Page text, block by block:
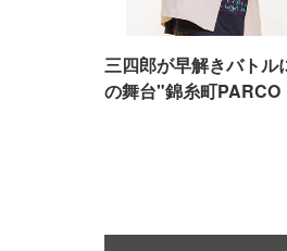
三四郎が早解きバトル
の舞台"錦糸町PARCO